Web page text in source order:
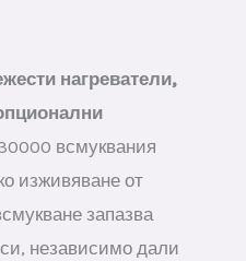
нагреватели,
всмуквания
изживяване от
запазва
независимо дали